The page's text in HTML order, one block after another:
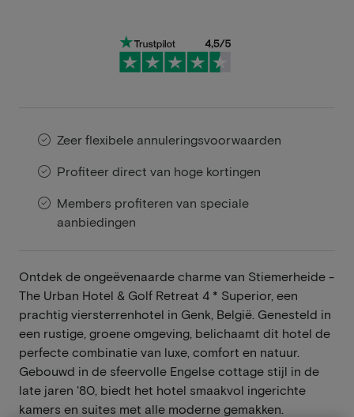
Zeer flexibele annuleringsvoorwaarden
Profiteer direct van hoge kortingen
Members profiteren van speciale
aanbiedingen
Ontdek de ongeëvenaarde charme van Stiemerheide -
The Urban Hotel & Golf Retreat 4 * Superior, een
prachtig viersterrenhotel in Genk, België. Genesteld in
een rustige, groene omgeving, belichaamt dit hotel de
perfecte combinatie van luxe, comfort en natuur.
Gebouwd in de sfeervolle Engelse cottage stijl in de
late jaren '80, biedt het hotel smaakvol ingerichte
kamers en suites met alle moderne gemakken.